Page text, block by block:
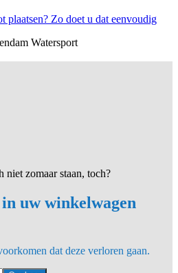
plaatsen? Zo doet u dat eenvoudig
Watersport
uw winkelwagen
dat deze verloren gaan.